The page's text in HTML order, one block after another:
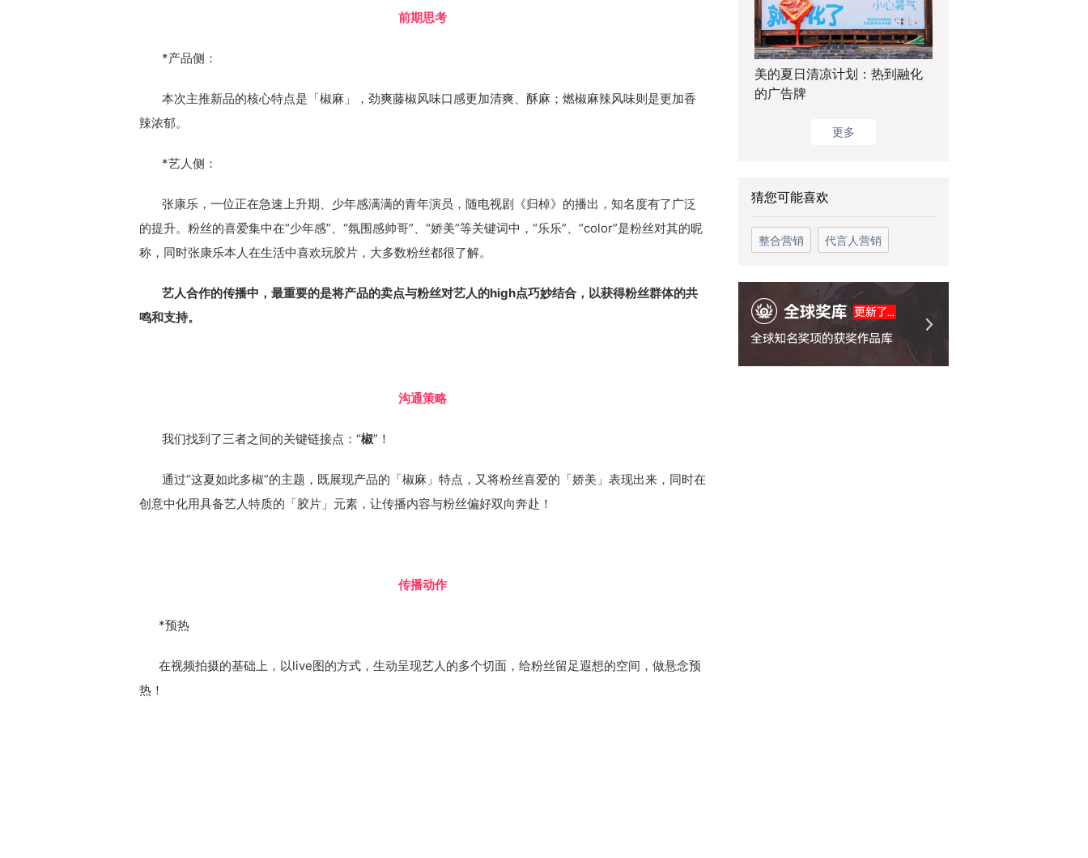
前期思考
*产品侧：
本次主推新品的核心特点是「椒麻」，劲爽藤椒风味口感更加清爽、酥麻；燃椒麻辣风味则是更加香
辣浓郁。
*艺人侧：
张康乐，一位正在急速上升期、少年感满满的青年演员，随电视剧《归棹》的播出，知名度有了广泛
的提升。粉丝的喜爱集中在“少年感”、“氛围感帅哥”、“娇美”等关键词中，“乐乐”、“color”是粉丝对其的昵
称，同时张康乐本人在生活中喜欢玩胶片，大多数粉丝都很了解。
艺人合作的传播中，最重要的是将产品的卖点与粉丝对艺人的high点巧妙结合，以获得粉丝群体的共
鸣和支持。
沟通策略
我们找到了三者之间的关键链接点：“椒”！
通过“这夏如此多椒”的主题，既展现产品的「椒麻」特点，又将粉丝喜爱的「娇美」表现出来，同时在
创意中化用具备艺人特质的「胶片」元素，让传播内容与粉丝偏好双向奔赴！
传播动作
*预热
在视频拍摄的基础上，以live图的方式，生动呈现艺人的多个切面，给粉丝留足遐想的空间，做悬念预
热！
美的夏日清凉计划：热到融化
的广告牌
更多
猜您可能喜欢
整合营销 代言人营销